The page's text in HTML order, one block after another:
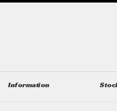
Information